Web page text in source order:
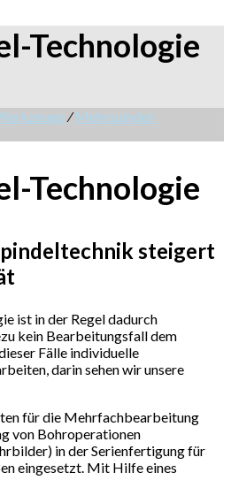
Technologie
⁄Mehrspindel-
Technologie
steigert
ist in der Regel dadurch
kein Bearbeitungsfall dem
Fälle individuelle
darin sehen wir unsere
für die Mehrfachbearbeitung
von Bohroperationen
in der Serienfertigung für
eingesetzt. Mit Hilfe eines